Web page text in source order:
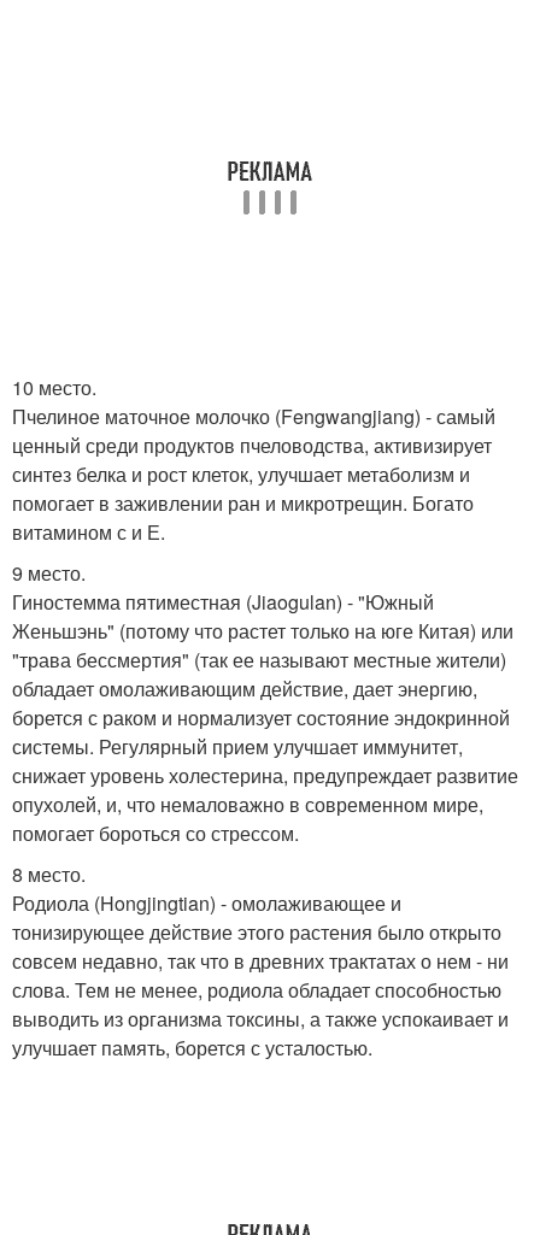
10 место.
Пчелиное маточное молочко (Fengwangjiang) - самый
ценный среди продуктов пчеловодства, активизирует
синтез белка и рост клеток, улучшает метаболизм и
помогает в заживлении ран и микротрещин. Богато
витамином с и Е.
9 место.
Гиностемма пятиместная (Jiaogulan) - "Южный
Женьшэнь" (потому что растет только на юге Китая) или
"трава бессмертия" (так ее называют местные жители)
обладает омолаживающим действие, дает энергию,
борется с раком и нормализует состояние эндокринной
системы. Регулярный прием улучшает иммунитет,
снижает уровень холестерина, предупреждает развитие
опухолей, и, что немаловажно в современном мире,
помогает бороться со стрессом.
8 место.
Родиола (Hongjingtian) - омолаживающее и
тонизирующее действие этого растения было открыто
совсем недавно, так что в древних трактатах о нем - ни
слова. Тем не менее, родиола обладает способностью
выводить из организма токсины, а также успокаивает и
улучшает память, борется с усталостью.